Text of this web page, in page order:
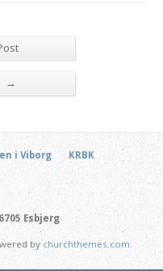
→
i Viborg KRBK
Esbjerg
bychurchthemes.com